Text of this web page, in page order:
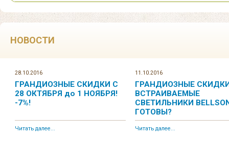
НОВОСТИ
28.10.2016
ГРАНДИОЗНЫЕ СКИДКИ С
28 ОКТЯБРЯ до 1 НОЯБРЯ!
-7%!
Читать далее...
11.10.2016
ГРАНДИОЗНЫЕ
ВСТРАИВАЕМЫЕ
СВЕТИЛЬНИКИ
ГОТОВЫ?
Читать далее...